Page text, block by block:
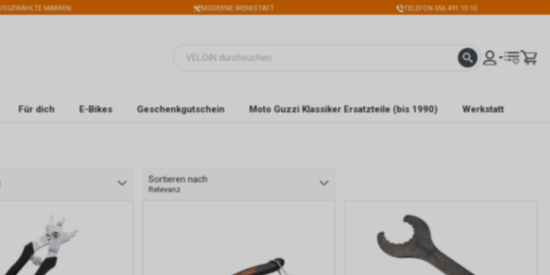
MARKEN MODERNE WERKSTATT TELEFON 056 491 10 10
Für dich E-Bikes Geschenkgutschein Moto Guzzi Klassiker Ersatzteile (bis 1990) Werkstatt
Sortieren nach
Relevanz